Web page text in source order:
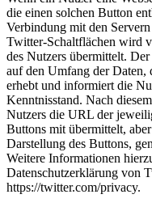
die einen solchen Button
Verbindung mit den
Twitter-Schaltflächen wird
des Nutzers übermittelt.
auf den Umfang der
erhebt und informiert die
Kenntnisstand. Nach
Nutzers die URL der
Buttons mit übermittelt,
Darstellung des Buttons,
Weitere Informationen
Datenschutzerklärung von
https://twitter.com/privacy.